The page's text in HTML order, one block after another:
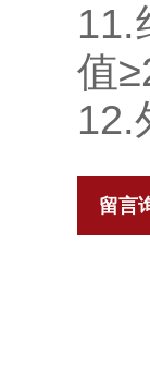
11.
值
12.
留言